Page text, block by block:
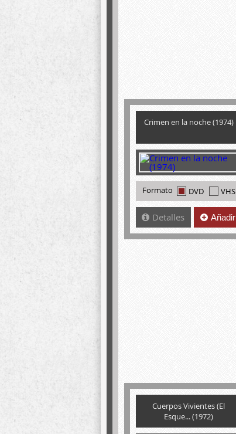
Crimen en la noche (1974)
Formato DVD VHS
Detalles Añadir
Cuerpos Vivientes (El
Esque... (1972)